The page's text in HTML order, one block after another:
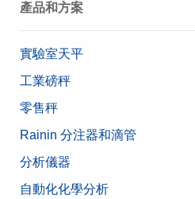
產品和方案
實驗室天平
工業磅秤
零售秤
Rainin 分注器和滴管
分析儀器
自動化化學分析